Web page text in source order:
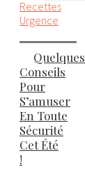
Recettes
Urgence
Quelques
Conseils
Pour
S’amuser
En Toute
Sécurité
Cet Été
!